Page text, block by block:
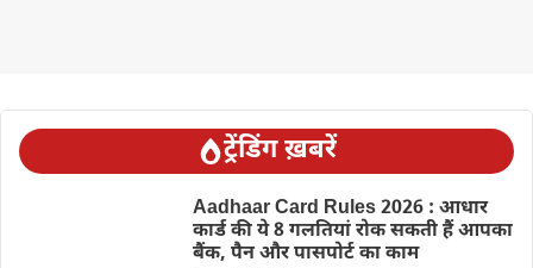
ट्रेंडिंग ख़बरें
Aadhaar Card Rules 2026 : आधार
कार्ड की ये 8 गलतियां रोक सकती हैं आपका
बैंक, पैन और पासपोर्ट का काम